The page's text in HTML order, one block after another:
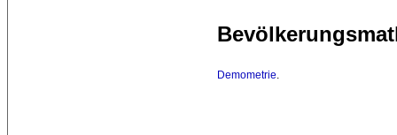
Demometrie.